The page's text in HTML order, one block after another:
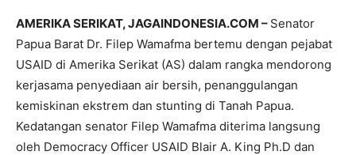
AMERIKA SERIKAT, JAGAINDONESIA.COM – Senator
Papua Barat Dr. Filep Wamafma bertemu dengan pejabat
USAID di Amerika Serikat (AS) dalam rangka mendorong
kerjasama penyediaan air bersih, penanggulangan
kemiskinan ekstrem dan stunting di Tanah Papua.
Kedatangan senator Filep Wamafma diterima langsung
oleh Democracy Officer USAID Blair A. King Ph.D dan